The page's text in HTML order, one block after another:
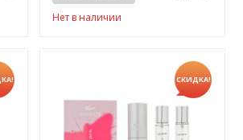
Нет в наличии
СКИДКА!